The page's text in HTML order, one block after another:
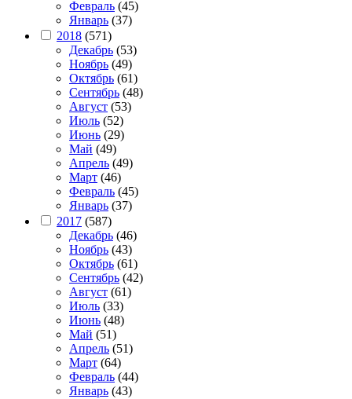
Февраль (45)
Январь (37)
2018 (571)
Декабрь (53)
Ноябрь (49)
Октябрь (61)
Сентябрь (48)
Август (53)
Июль (52)
Июнь (29)
Май (49)
Апрель (49)
Март (46)
Февраль (45)
Январь (37)
2017 (587)
Декабрь (46)
Ноябрь (43)
Октябрь (61)
Сентябрь (42)
Август (61)
Июль (33)
Июнь (48)
Май (51)
Апрель (51)
Март (64)
Февраль (44)
Январь (43)